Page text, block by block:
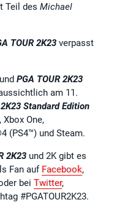
Teil des Michael
TOUR 2K23 verpasst
und PGA TOUR 2K23
am 11.
Standard Edition
One,
(PS4™) und Steam.
2K23 und 2K gibt es
Fan auf Facebook,
bei Twitter,
#PGATOUR2K23.